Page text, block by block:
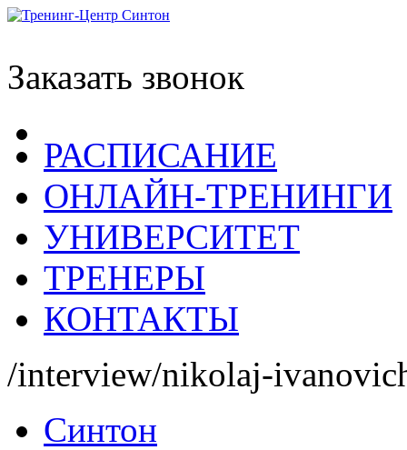
Заказать звонок
РАСПИСАНИЕ
ОНЛАЙН-ТРЕНИНГИ
УНИВЕРСИТЕТ
ТРЕНЕРЫ
КОНТАКТЫ
/interview/nikolaj-
Синтон